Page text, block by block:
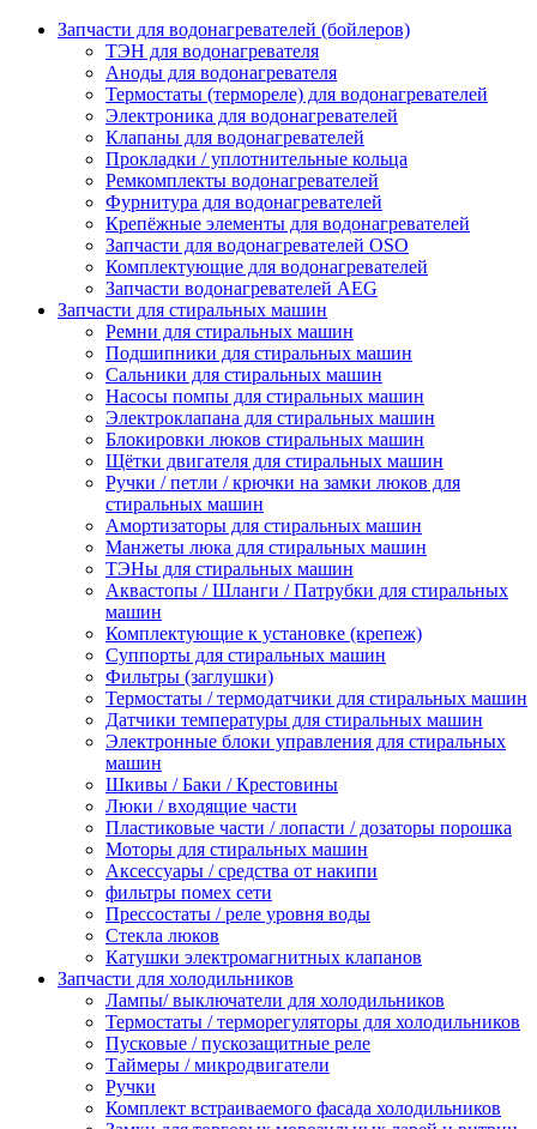
Запчасти для водонагревателей (бойлеров)
ТЭН для водонагревателя
Аноды для водонагревателя
Термостаты (термореле) для водонагревателей
Электроника для водонагревателей
Клапаны для водонагревателей
Прокладки / уплотнительные кольца
Ремкомплекты водонагревателей
Фурнитура для водонагревателей
Крепёжные элементы для водонагревателей
Запчасти для водонагревателей OSO
Комплектующие для водонагревателей
Запчасти водонагревателей AEG
Запчасти для стиральных машин
Ремни для стиральных машин
Подшипники для стиральных машин
Сальники для стиральных машин
Насосы помпы для стиральных машин
Электроклапана для стиральных машин
Блокировки люков стиральных машин
Щётки двигателя для стиральных машин
Ручки / петли / крючки на замки люков для
стиральных машин
Амортизаторы для стиральных машин
Манжеты люка для стиральных машин
ТЭНы для стиральных машин
Аквастопы / Шланги / Патрубки для стиральных
машин
Комплектующие к установке (крепеж)
Суппорты для стиральных машин
Фильтры (заглушки)
Термостаты / термодатчики для стиральных машин
Датчики температуры для стиральных машин
Электронные блоки управления для стиральных
машин
Шкивы / Баки / Крестовины
Люки / входящие части
Пластиковые части / лопасти / дозаторы порошка
Моторы для стиральных машин
Аксессуары / средства от накипи
фильтры помех сети
Прессостаты / реле уровня воды
Стекла люков
Катушки электромагнитных клапанов
Запчасти для холодильников
Лампы/ выключатели для холодильников
Термостаты / терморегуляторы для холодильников
Пусковые / пускозащитные реле
Таймеры / микродвигатели
Ручки
Комплект встраиваемого фасада холодильников